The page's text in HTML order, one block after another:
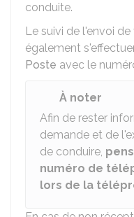
conduite.
Le suivi de l'envoi
également
Poste avec le
À noter
Afin de rester
demande et de
de conduire,
numéro de
lors de la